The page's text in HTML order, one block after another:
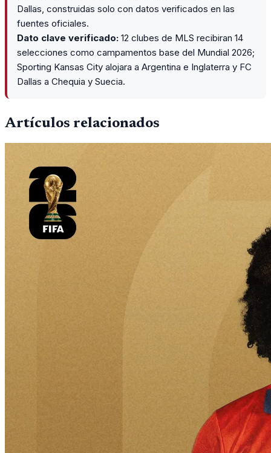
Dallas, construidas solo con datos verificados en las
fuentes oficiales.
Dato clave verificado: 12 clubes de MLS recibiran 14
selecciones como campamentos base del Mundial 2026;
Sporting Kansas City alojara a Argentina e Inglaterra y FC
Dallas a Chequia y Suecia.
Artículos relacionados